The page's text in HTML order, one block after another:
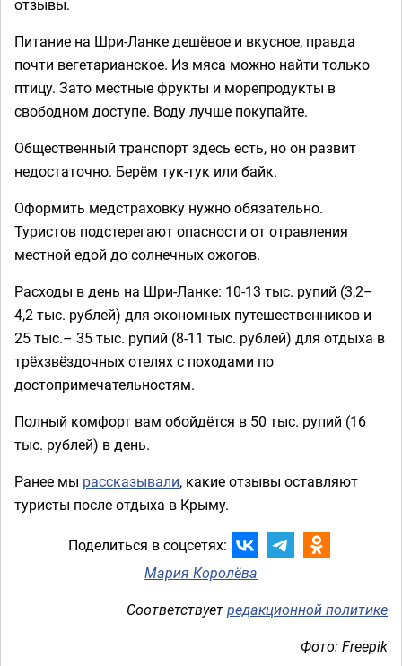
отзывы.
Питание на Шри-Ланке дешёвое и вкусное, правда
почти вегетарианское. Из мяса можно найти только
птицу. Зато местные фрукты и морепродукты в
свободном доступе. Воду лучше покупайте.
Общественный транспорт здесь есть, но он развит
недостаточно. Берём тук-тук или байк.
Оформить медстраховку нужно обязательно.
Туристов подстерегают опасности от отравления
местной едой до солнечных ожогов.
Расходы в день на Шри-Ланке: 10-13 тыс. рупий (3,2–
4,2 тыс. рублей) для экономных путешественников и
25 тыс.– 35 тыс. рупий (8-11 тыс. рублей) для отдыха в
трёхзвёздочных отелях с походами по
достопримечательностям.
Полный комфорт вам обойдётся в 50 тыс. рупий (16
тыс. рублей) в день.
Ранее мы рассказывали, какие отзывы оставляют
туристы после отдыха в Крыму.
Поделиться в соцсетях:
Мария Королёва
Соответствуетредакционной политике
Фото: Freepik